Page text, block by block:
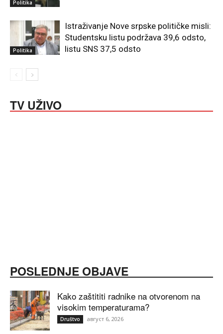
Politika
Politika
Istraživanje Nove srpske političke misli:
Studentsku listu podržava 39,6 odsto,
listu SNS 37,5 odsto
TV UŽIVO
POSLEDNJE OBJAVE
Kako zaštititi radnike na otvorenom na
visokim temperaturama?
Društvo август 6, 2026